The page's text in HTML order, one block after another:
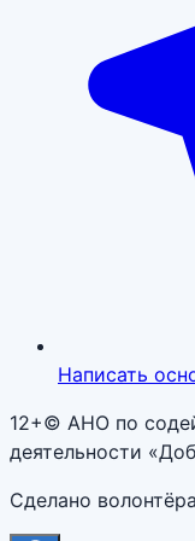
Написать
12+© АНО по
деятельности
Сделано